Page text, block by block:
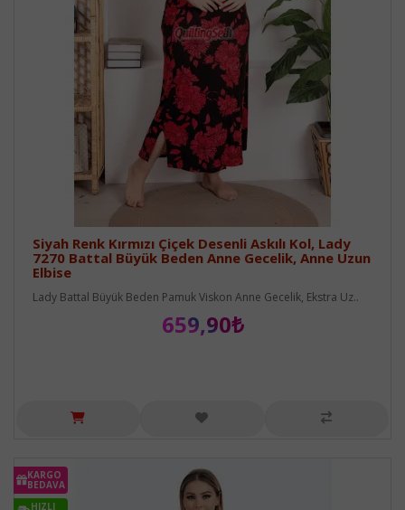
Siyah Renk Kırmızı Çiçek Desenli Askılı Kol, Lady
7270 Battal Büyük Beden Anne Gecelik, Anne Uzun
Elbise
Lady Battal Büyük Beden Pamuk Viskon Anne Gecelik, Ekstra Uz..
659,90₺
KARGO
BEDAVA
HIZLI